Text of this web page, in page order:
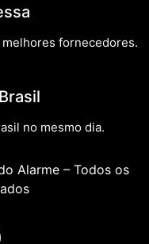
fornecedores.
no mesmo dia.
Alarme – Todos os